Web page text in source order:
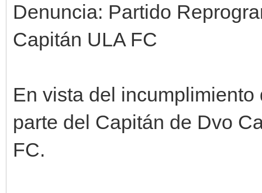
Denuncia: Partido
Capitán ULA FC
En vista del
parte del Capitán de Dvo
FC.